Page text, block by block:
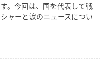
。今回は、国を代表して戦
ャーと涙のニュースについ